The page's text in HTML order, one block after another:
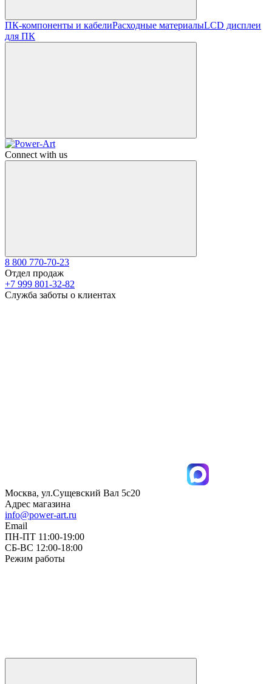
ПК-компоненты и кабелиРасходные материалыLCD дисплеи
для ПК
Connect with us
8 800 770-70-23
Отдел продаж
+7 999 801-32-82
Служба заботы о клиентах
Москва, ул.Сущевский Вал 5с20
Адрес магазина
info@power-art.ru
Email
ПН-ПТ 11:00-19:00
СБ-ВС 12:00-18:00
Режим работы